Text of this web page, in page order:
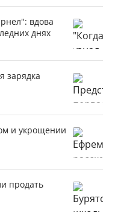
вдова
днях
зарядка
и укрощении
продать